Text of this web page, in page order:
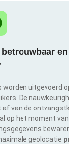
betrouwbaar
worden uitgevoerd
De
af van de
op het moment
geolocatie